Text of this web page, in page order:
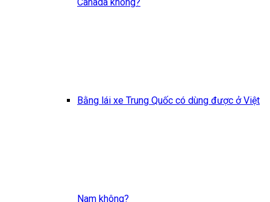
Bằng lái xe Trung Quốc có dùng được ở Việt
Nam không?